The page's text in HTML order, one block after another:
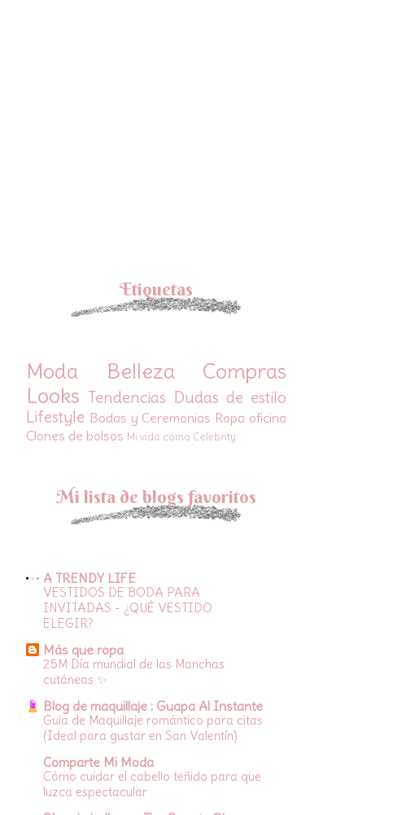
Etiquetas
Moda Belleza
Compras
Looks Tendencias Dudas de estilo
Lifestyle Bodas y Ceremonias Ropa oficina
Clones de bolsos Mi vida como Celebrity
Mi lista de blogs favoritos
A TRENDY LIFE
VESTIDOS DE BODA PARA
INVITADAS - ¿QUÉ VESTIDO
ELEGIR?
Más que ropa
25M Día mundial de las Manchas
cutáneas ✨
Blog de maquillaje : Guapa Al Instante
Guía de Maquillaje romántico para citas
(Ideal para gustar en San Valentín)
Comparte Mi Moda
Cómo cuidar el cabello teñido para que
luzca espectacular